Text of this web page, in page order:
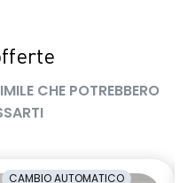
CHE POTREBBERO
CAMBIO AUTOMATICO